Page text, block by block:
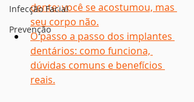
Infecção Facial
Prevenção
dente: você se acostumou, mas
seu corpo não.
O passo a passo dos implantes
dentários: como funciona,
dúvidas comuns e benefícios
reais.